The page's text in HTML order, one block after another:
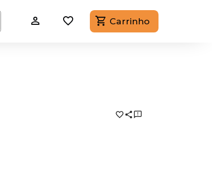
Carrinho